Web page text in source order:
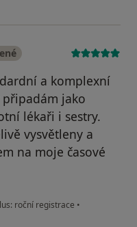
a komplexní
jako
lékaři i sestry.
vysvětleny a
na moje časové
roční registrace •